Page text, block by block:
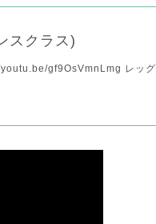
スクラス)
gf9OsVmnLmg レッグ